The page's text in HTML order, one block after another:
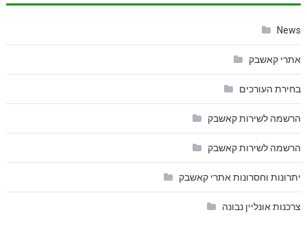
News
אתרי קאשבק
בחירת העורכים
הרשמה לשירות קאשבק
הרשמה לשירות קאשבק
יתרונות וחסרונות אתרי קאשבק
צרכנות אונליין נבונה